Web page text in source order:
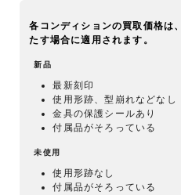
各コンディションの買取価格は
たす場合に適用されます。
新品
最新刻印
使用形跡、型崩れなどなし
金具の保護シールあり
付属品がそろっている
未使用
使用形跡なし
付属品がそろっている